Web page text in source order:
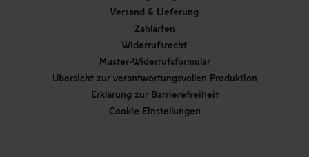
Versand & Lieferung
Zahlarten
Widerrufsrecht
Muster-Widerrufsformular
Übersicht zur verantwortungsvollen Produktion
Erklärung zur Barrierefreiheit
Cookie Einstellungen